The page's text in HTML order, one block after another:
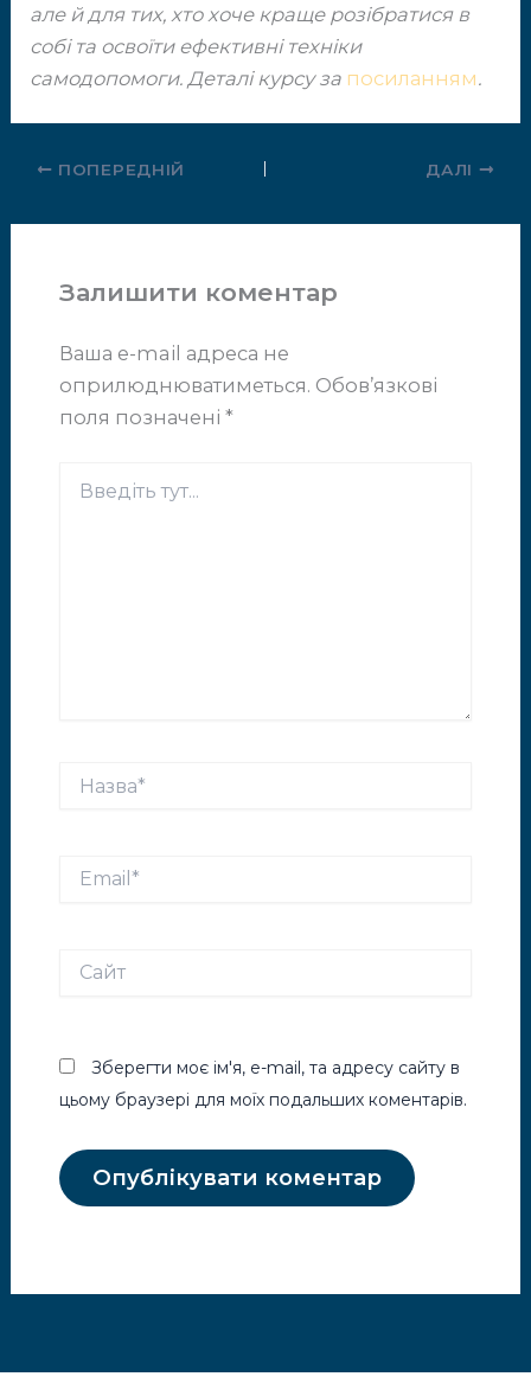
але й для тих, хто хоче краще розібратися в
собі ​та освоїти ефективні техніки
самодопомоги. ​Деталі курсу за посиланням.
ПОПЕРЕДНІЙ ДАЛІ
Залишити коментар
Ваша e-mail адреса не
оприлюднюватиметься. Обов’язкові
поля позначені *
тут...
Email*
Зберегти моє ім'я, e-mail, та адресу сайту в
цьому браузері для моїх подальших коментарів.